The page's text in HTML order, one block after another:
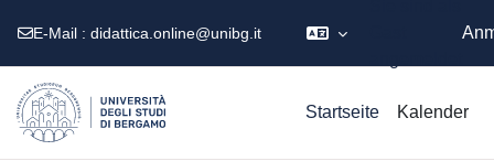
E-Mail : didattica.online@unibg.it
Startseite Kalender